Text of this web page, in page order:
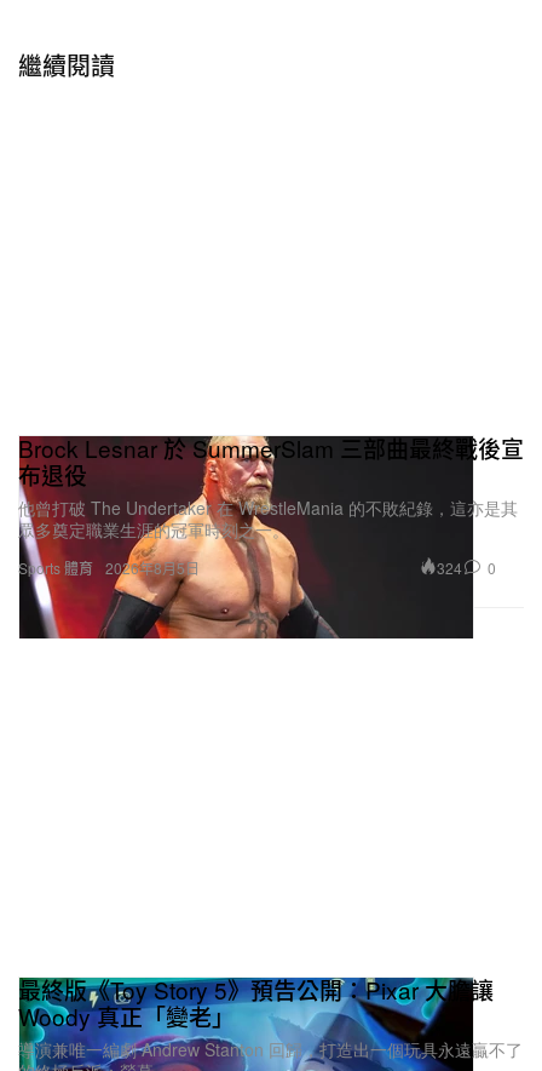
繼續閱讀
Sports 體育
Brock Lesnar 於 SummerSlam 三部曲最終戰後宣
布退役
他曾打破 The Undertaker 在 WrestleMania 的不敗紀錄，這亦是其
眾多奠定職業生涯的冠軍時刻之一。
2026年8月5日 324 0
最終版《Toy Story 5》預告公開：Pixar 大膽讓
Woody 真正「變老」
導演兼唯一編劇 Andrew Stanton 回歸，打造出一個玩具永遠贏不了